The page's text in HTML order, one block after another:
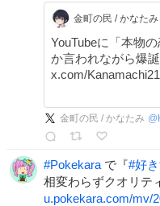
金町の民 / かなたみ
YouTubeに「本物
か言われながら爆
x.com/
金町の民 / かなたみ @
#Pokekara で『#好
相変わらずクオリテ
u.pokekara.com/mv/